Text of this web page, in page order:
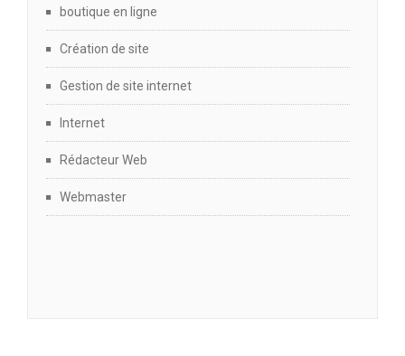
boutique en ligne
Création de site
Gestion de site internet
Internet
Rédacteur Web
Webmaster